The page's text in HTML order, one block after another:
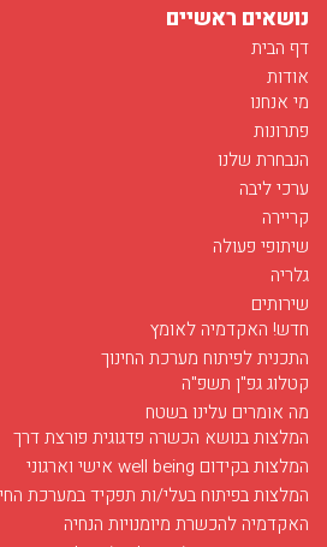
נושאים ראשיים
דף הבית
אודות
מי אנחנו
פתרונות
הנבחרת שלנו
ערכי ליבה
קריירה
שיתופי פעולה
גלריה
שירותים
חדש! האקדמיה לאומץ
התכנית לפיתוח מערכת החינוך
קטלוג גפ"ן תשפ"ה
מה אומרים עלינו בשטח
המלצות בנושא הכשרה פדגוגית פורצת דרך
המלצות בקידום well being אישי וארגוני
המלצות בפיתוח בעלי/ות תפקיד במערכת
האקדמיה להכשרת מיומנויות הנחיה
חודש מאי בסימן רפואה